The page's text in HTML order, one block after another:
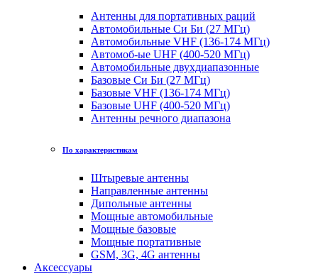
Антенны для портативных раций
Автомобильные Си Би (27 МГц)
Автомобильные VHF (136-174 МГц)
Автомоб-ые UHF (400-520 МГц)
Автомобильные двухдиапазонные
Базовые Си Би (27 МГц)
Базовые VHF (136-174 МГц)
Базовые UHF (400-520 МГц)
Антенны речного диапазона
По характеристикам
Штыревые антенны
Направленные антенны
Дипольные антенны
Мощные автомобильные
Мощные базовые
Мощные портативные
GSM, 3G, 4G антенны
Аксессуары